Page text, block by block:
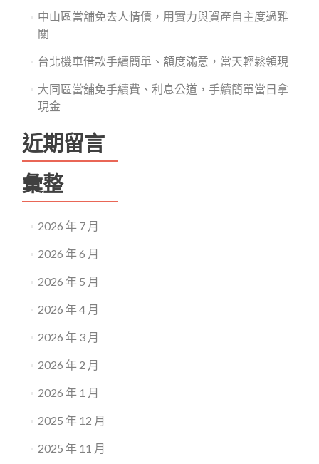
中山區當舖免去人情債，用實力與資產自主度過難
關
台北機車借款手續簡單、額度滿意，當天輕鬆領現
大同區當舖免手續費、利息公道，手續簡單當日拿
現金
近期留言
彙整
2026 年 7 月
2026 年 6 月
2026 年 5 月
2026 年 4 月
2026 年 3 月
2026 年 2 月
2026 年 1 月
2025 年 12 月
2025 年 11 月